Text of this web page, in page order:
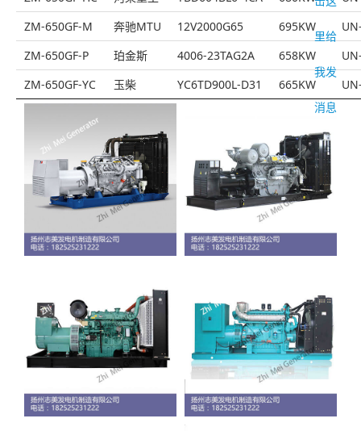
ZM-650GF-M
奔驰MTU 12V2000G65 695KW
ZM-650GF-P
珀金斯 4006-23TAG2A 658KW
ZM-650GF-YC
玉柴 YC6TD900L-D31 665KW